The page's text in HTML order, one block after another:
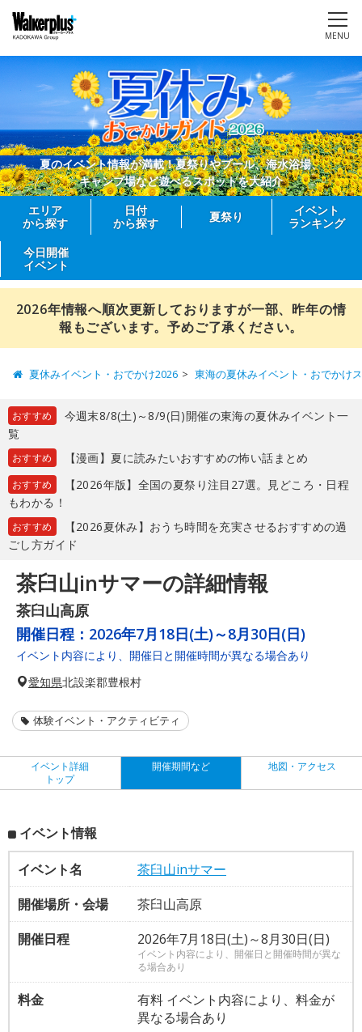
MENU
夏のイベント情報が満載！夏祭りやプール、海水浴場、
キャンプ場など遊べるスポットを大紹介
エリア
から探す
日付
から探す
夏祭り
イベント
ランキング
今日開催
イベント
2026年情報へ順次更新しておりますが一部、昨年の情
報もございます。予めご了承ください。
夏休みイベント・おでかけ2026 東海の夏休みイベント・おでかけ
おすすめ
今週末8/8(土)～8/9(日)開催の東海の夏休みイベント一
覧
おすすめ 【漫画】夏に読みたいおすすめの怖い話まとめ
おすすめ
【2026年版】全国の夏祭り注目27選。見どころ・日程
もわかる！
おすすめ
【2026夏休み】おうち時間を充実させるおすすめの過
ごし方ガイド
茶臼山inサマーの詳細情報
茶臼山高原
開催日程： 2026年7月18日(土)～8月30日(日)
イベント内容により、開催日と開催時間が異なる場合あり
愛知県北設楽郡豊根村
体験イベント・アクティビティ
イベント詳細
トップ
開催期間など 地図・アクセス
イベント情報
イベント名
茶臼山inサマー
開催場所・会場
茶臼山高原
開催日程
2026年7月18日(土)～8月30日(日)
イベント内容により、開催日と開催時間が異な
る場合あり
料金
有料 イベント内容により、料金が
異なる場合あり